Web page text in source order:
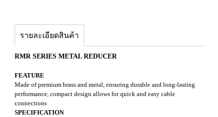
รายละเอียดสินค้า
RMR SERIES METAL REDUCER
FEATURE
Made of premium brass and metal, ensuring durable and long-lasting
performance, compact design allows for quick and easy cable
connections
SPECIFICATION